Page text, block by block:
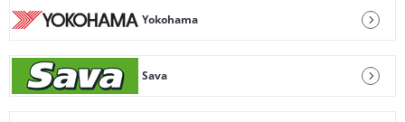
Yokohama
Sava